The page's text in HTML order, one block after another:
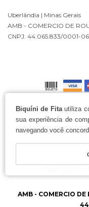
Biquíni de Fitautiliza
sua experiência de
navegando você
Uberlândia | Minas Gerais
AMB - COMERCIO DE
CNPJ: 44.065.833/0001-06
AMB - COMERCIO DE